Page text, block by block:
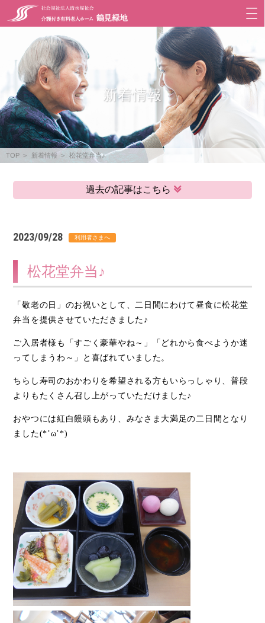
新着情報
TOP 新着情報 松花堂弁当♪
過去の記事はこちら
2023/09/28
松花堂弁当♪
「敬老の日」のお祝いとして、二日間にわけて昼食に松花堂
弁当を提供させていただきました♪
ご入居者様も「すごく豪華やね～」「どれから食べようか迷
ってしまうわ～」と喜ばれていました。
ちらし寿司のおかわりを希望される方もいらっしゃり、普段
よりもたくさん召し上がっていただけました♪
おやつには紅白饅頭もあり、みなさま大満足の二日間となり
ました(*’ω’*)